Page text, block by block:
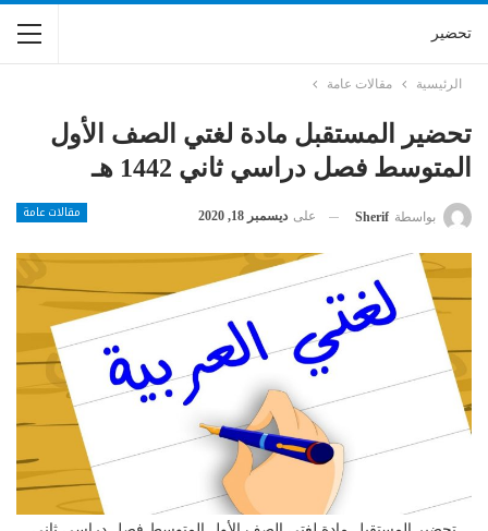
تحضير
الرئيسية مقالات عامة
تحضير المستقبل مادة لغتي الصف الأول
المتوسط فصل دراسي ثاني 1442 هـ
مقالات عامة بواسطة Sherif على ديسمبر 18, 2020